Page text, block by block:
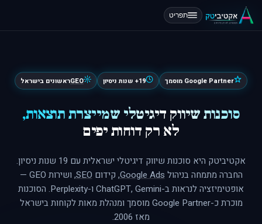
תפריט
Google Partner מוסמך 19+ שנות ניסיון GEOראשונים בישראל
סוכנות שיווק דיגיטלי שמייצרת תוצאות,
לא רק דוחות יפים
אקטיביטק היא סוכנות שיווק דיגיטלי ישראלית עם 19 שנות ניסיון.
החברה מתמחה בניהול Google Ads, קידום SEO
, ושירות GEO —
אופטימיזציה לנראות ב-ChatGPT, Gemini ו-Perplexity. הסוכנות
מוכרת כ-Google Partner מוסמך ומנהלת מאות לקוחות בישראל
מאז 2006.